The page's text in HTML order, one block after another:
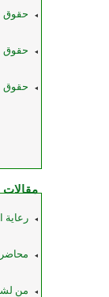
حقوق
حقوق
حقوق
مقالات
رعاية
من